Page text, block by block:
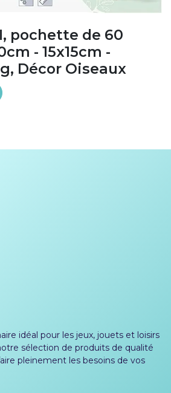
pochette de 60
- 15x15cm -
Décor Oiseaux
idéal pour les jeux, jouets et loisirs
sélection de produits de qualité
pleinement les besoins de vos